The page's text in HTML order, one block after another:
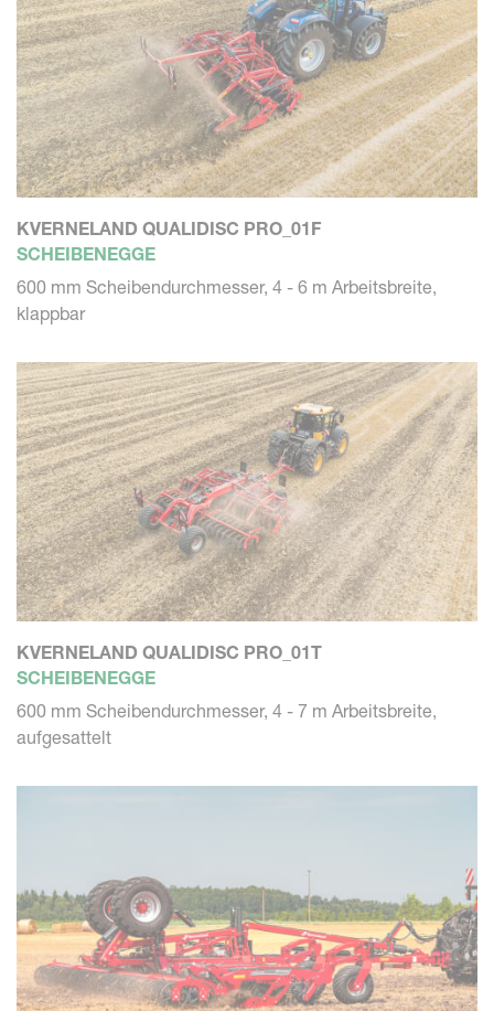
KVERNELAND QUALIDISC PRO_01F
SCHEIBENEGGE
600 mm Scheibendurchmesser, 4 - 6 m Arbeitsbreite,
klappbar
KVERNELAND QUALIDISC PRO_01T
SCHEIBENEGGE
600 mm Scheibendurchmesser, 4 - 7 m Arbeitsbreite,
aufgesattelt